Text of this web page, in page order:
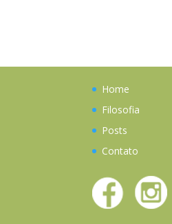
Home
Filosofia
Posts
Contato